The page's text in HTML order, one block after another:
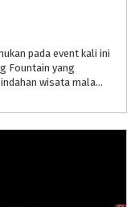
pada event kali ini
Fountain yang
diselenggarakan selama 37 hari. Nikmati keindahan wisata malam bersama aneka karakter lampion, Garden Light Decoration, LED decorat